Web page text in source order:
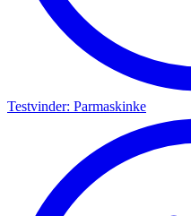
Testvinder: Parmaskinke